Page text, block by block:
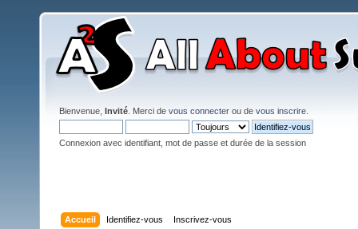
Bienvenue, Invité . Merci de vous connecter ou de vous inscrire
Connexion avec identifiant, mot de passe et durée de la session
Accueil Identifiez-vous Inscrivez-vous